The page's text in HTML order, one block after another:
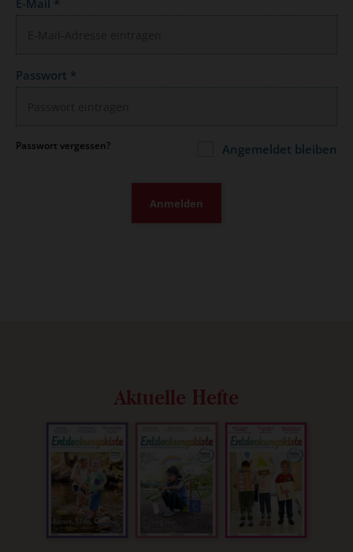
E-Mail *
Passwort *
Passwort vergessen? Angemeldet bleiben
Anmelden
Aktuelle Hefte